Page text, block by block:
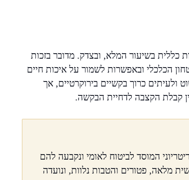
כללית בשיעור המלא, ובצדק. מדובר בזכות
הכלכלי ובאפשרות לשמור על איכות חיים
ולעיתים כרוך בקשיים בירוקרטיים, אך
קבלת הקצבה לדחיית הבקשה.
שעמדו בקריטריוני המוסד לביטוח לאומי ונקבעה להם
מלאה, פטורים והטבות נלוות, ונועדה